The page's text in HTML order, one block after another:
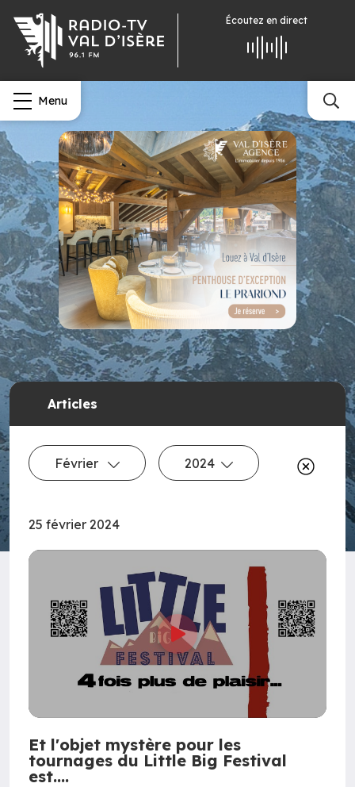
Écoutez en direct
Menu
Articles
Février 2024
25 février 2024
Et l'objet mystère pour les
tournages du Little Big Festival
est....